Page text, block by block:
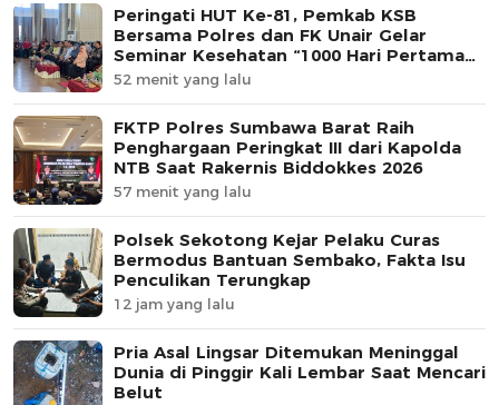
Peringati HUT Ke-81, Pemkab KSB
Bersama Polres dan FK Unair Gelar
Seminar Kesehatan “1000 Hari Pertama
Kehidupan”
52 menit yang lalu
FKTP Polres Sumbawa Barat Raih
Penghargaan Peringkat III dari Kapolda
NTB Saat Rakernis Biddokkes 2026
57 menit yang lalu
Polsek Sekotong Kejar Pelaku Curas
Bermodus Bantuan Sembako, Fakta Isu
Penculikan Terungkap
12 jam yang lalu
Pria Asal Lingsar Ditemukan Meninggal
Dunia di Pinggir Kali Lembar Saat Mencari
Belut